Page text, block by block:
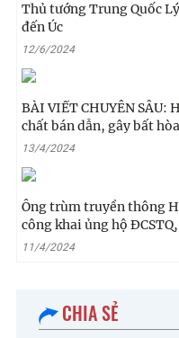
Thủ tướng Trung Quốc
đến Úc
12/6/2024
BÀI VIẾT CHUYÊN SÂU:
chất bán dẫn, gây bất
13/4/2024
Ông trùm truyền thông
công khai ủng hộ
11/4/2024
CHIA SẺ